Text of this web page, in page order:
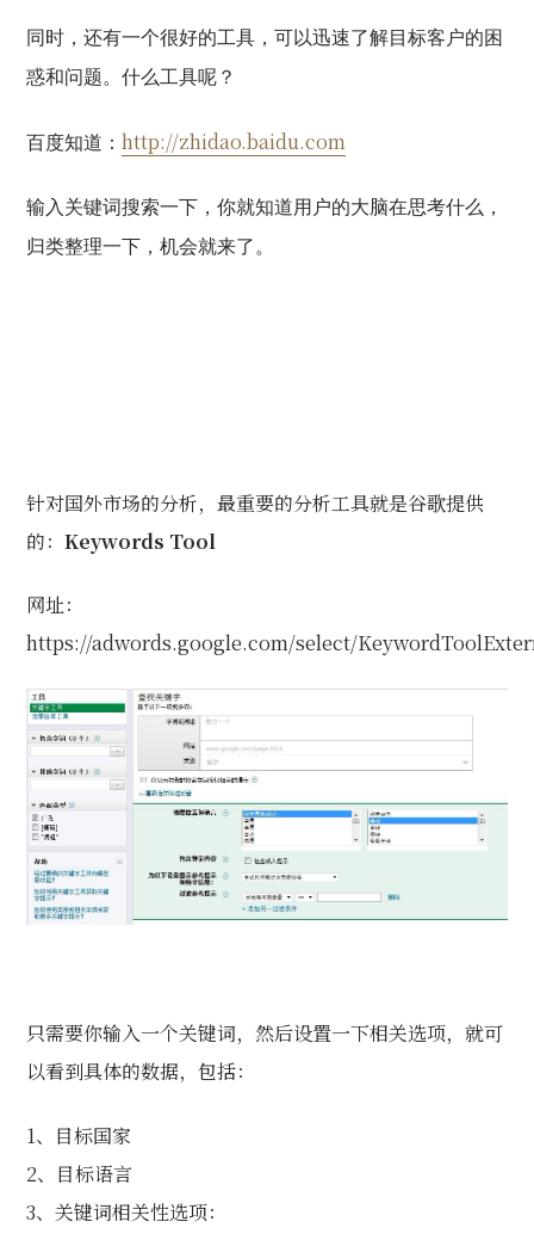
同时，还有一个很好的工具，可以迅速了解目标客户的困
惑和问题。什么工具呢？
百度知道： http://zhidao.baidu.com
输入关键词搜索一下，你就知道用户的大脑在思考什么，
归类整理一下，机会就来了。
针对国外市场的分析，最重要的分析工具就是谷歌提供
的：Keywords Tool
网址：
https://adwords.google.com/select/
只需要你输入一个关键词，然后设置一下相关选项，就可
以看到具体的数据，包括：
1、目标国家
2、目标语言
3、关键词相关性选项：